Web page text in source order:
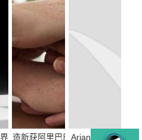
在新加坡的口碑&
内容营销 造新营销荣获2021IAI传
造新获阿里巴巴集团海外数字商业
Ariana Leung ：